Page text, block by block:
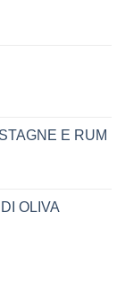
E RUM
OLIVA